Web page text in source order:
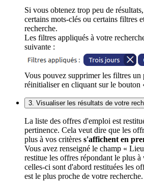
Si vous obtenez trop peu de
certains mots-clés ou certains filtres
recherche.
Les filtres appliqués à votre
suivante :
Vous pouvez supprimer les filtres un
réinitialiser en cliquant sur le bouton
3. Visualiser les résultats de votre
La liste des offres d'emploi est
pertinence. Cela veut dire que les
plus à vos critères s'affichent en
Vous avez renseigné le champ «
restitue les offres répondant le plus à
celles-ci sont d'abord restituées les
est le plus proche de votre recherche.